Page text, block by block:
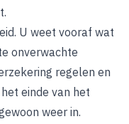
U weet vooraf wat
onverwachte
regelen en
einde van het
weer in.